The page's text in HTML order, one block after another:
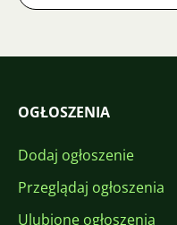
OGŁOSZENIA
Dodaj ogłoszenie
Przeglądaj ogłoszenia
Ulubione ogłoszenia